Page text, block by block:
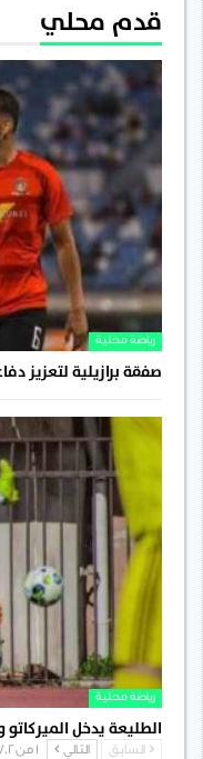
قدم محلي
رياضة محلية
صفقة برازيلية لتعزيز
رياضة محلية
الطليعة يدخل الميركاتو
السابق التالي